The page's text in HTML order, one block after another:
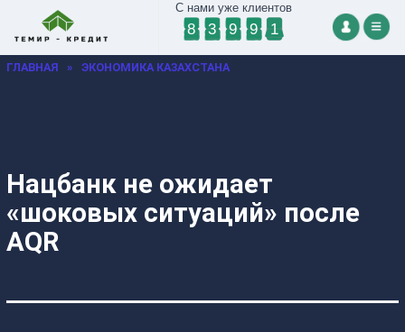
С нами уже клиентов
8 3 9 9 1
ГЛАВНАЯ » ЭКОНОМИКА КАЗАХСТАНА
Нацбанк не ожидает
«шоковых ситуаций» после
AQR